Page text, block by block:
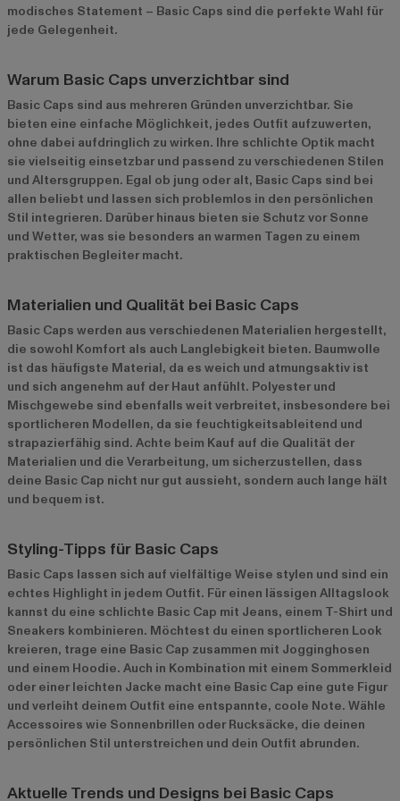
modisches Statement – Basic Caps sind die perfekte Wahl für
jede Gelegenheit.
Warum Basic Caps unverzichtbar sind
Basic Caps sind aus mehreren Gründen unverzichtbar. Sie
bieten eine einfache Möglichkeit, jedes Outfit aufzuwerten,
ohne dabei aufdringlich zu wirken. Ihre schlichte Optik macht
sie vielseitig einsetzbar und passend zu verschiedenen Stilen
und Altersgruppen. Egal ob jung oder alt, Basic Caps sind bei
allen beliebt und lassen sich problemlos in den persönlichen
Stil integrieren. Darüber hinaus bieten sie Schutz vor Sonne
und Wetter, was sie besonders an warmen Tagen zu einem
praktischen Begleiter macht.
Materialien und Qualität bei Basic Caps
Basic Caps werden aus verschiedenen Materialien hergestellt,
die sowohl Komfort als auch Langlebigkeit bieten. Baumwolle
ist das häufigste Material, da es weich und atmungsaktiv ist
und sich angenehm auf der Haut anfühlt. Polyester und
Mischgewebe sind ebenfalls weit verbreitet, insbesondere bei
sportlicheren Modellen, da sie feuchtigkeitsableitend und
strapazierfähig sind. Achte beim Kauf auf die Qualität der
Materialien und die Verarbeitung, um sicherzustellen, dass
deine Basic Cap nicht nur gut aussieht, sondern auch lange hält
und bequem ist.
Styling-Tipps für Basic Caps
Basic Caps lassen sich auf vielfältige Weise stylen und sind ein
echtes Highlight in jedem Outfit. Für einen lässigen Alltagslook
kannst du eine schlichte Basic Cap mit Jeans, einem T-Shirt und
Sneakers kombinieren. Möchtest du einen sportlicheren Look
kreieren, trage eine Basic Cap zusammen mit Jogginghosen
und einem Hoodie. Auch in Kombination mit einem Sommerkleid
oder einer leichten Jacke macht eine Basic Cap eine gute Figur
und verleiht deinem Outfit eine entspannte, coole Note. Wähle
Accessoires wie Sonnenbrillen oder Rucksäcke, die deinen
persönlichen Stil unterstreichen und dein Outfit abrunden.
Aktuelle Trends und Designs bei Basic Caps